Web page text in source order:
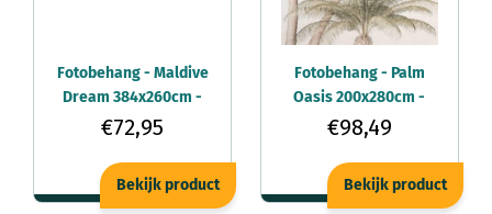
Fotobehang - Maldive
Dream 384x260cm -
Vliesbehang
€72,95
Bekijk product
Fotobehang - Palm
Oasis 200x280cm -
Vliesbehang
€98,49
Bekijk product